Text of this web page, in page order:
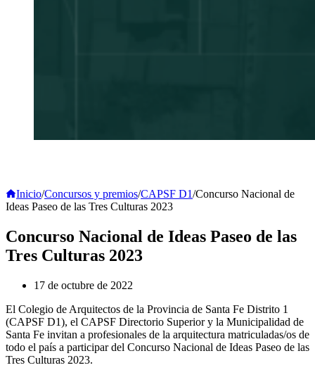
Inicio/Concursos y premios/CAPSF D1/Concurso Nacional de
Ideas Paseo de las Tres Culturas 2023
Concurso Nacional de Ideas Paseo de las
Tres Culturas 2023
17 de octubre de 2022
El Colegio de Arquitectos de la Provincia de Santa Fe Distrito 1
(CAPSF D1), el CAPSF Directorio Superior y la Municipalidad de
Santa Fe invitan a profesionales de la arquitectura matriculadas/os de
todo el país a participar del Concurso Nacional de Ideas Paseo de las
Tres Culturas 2023.